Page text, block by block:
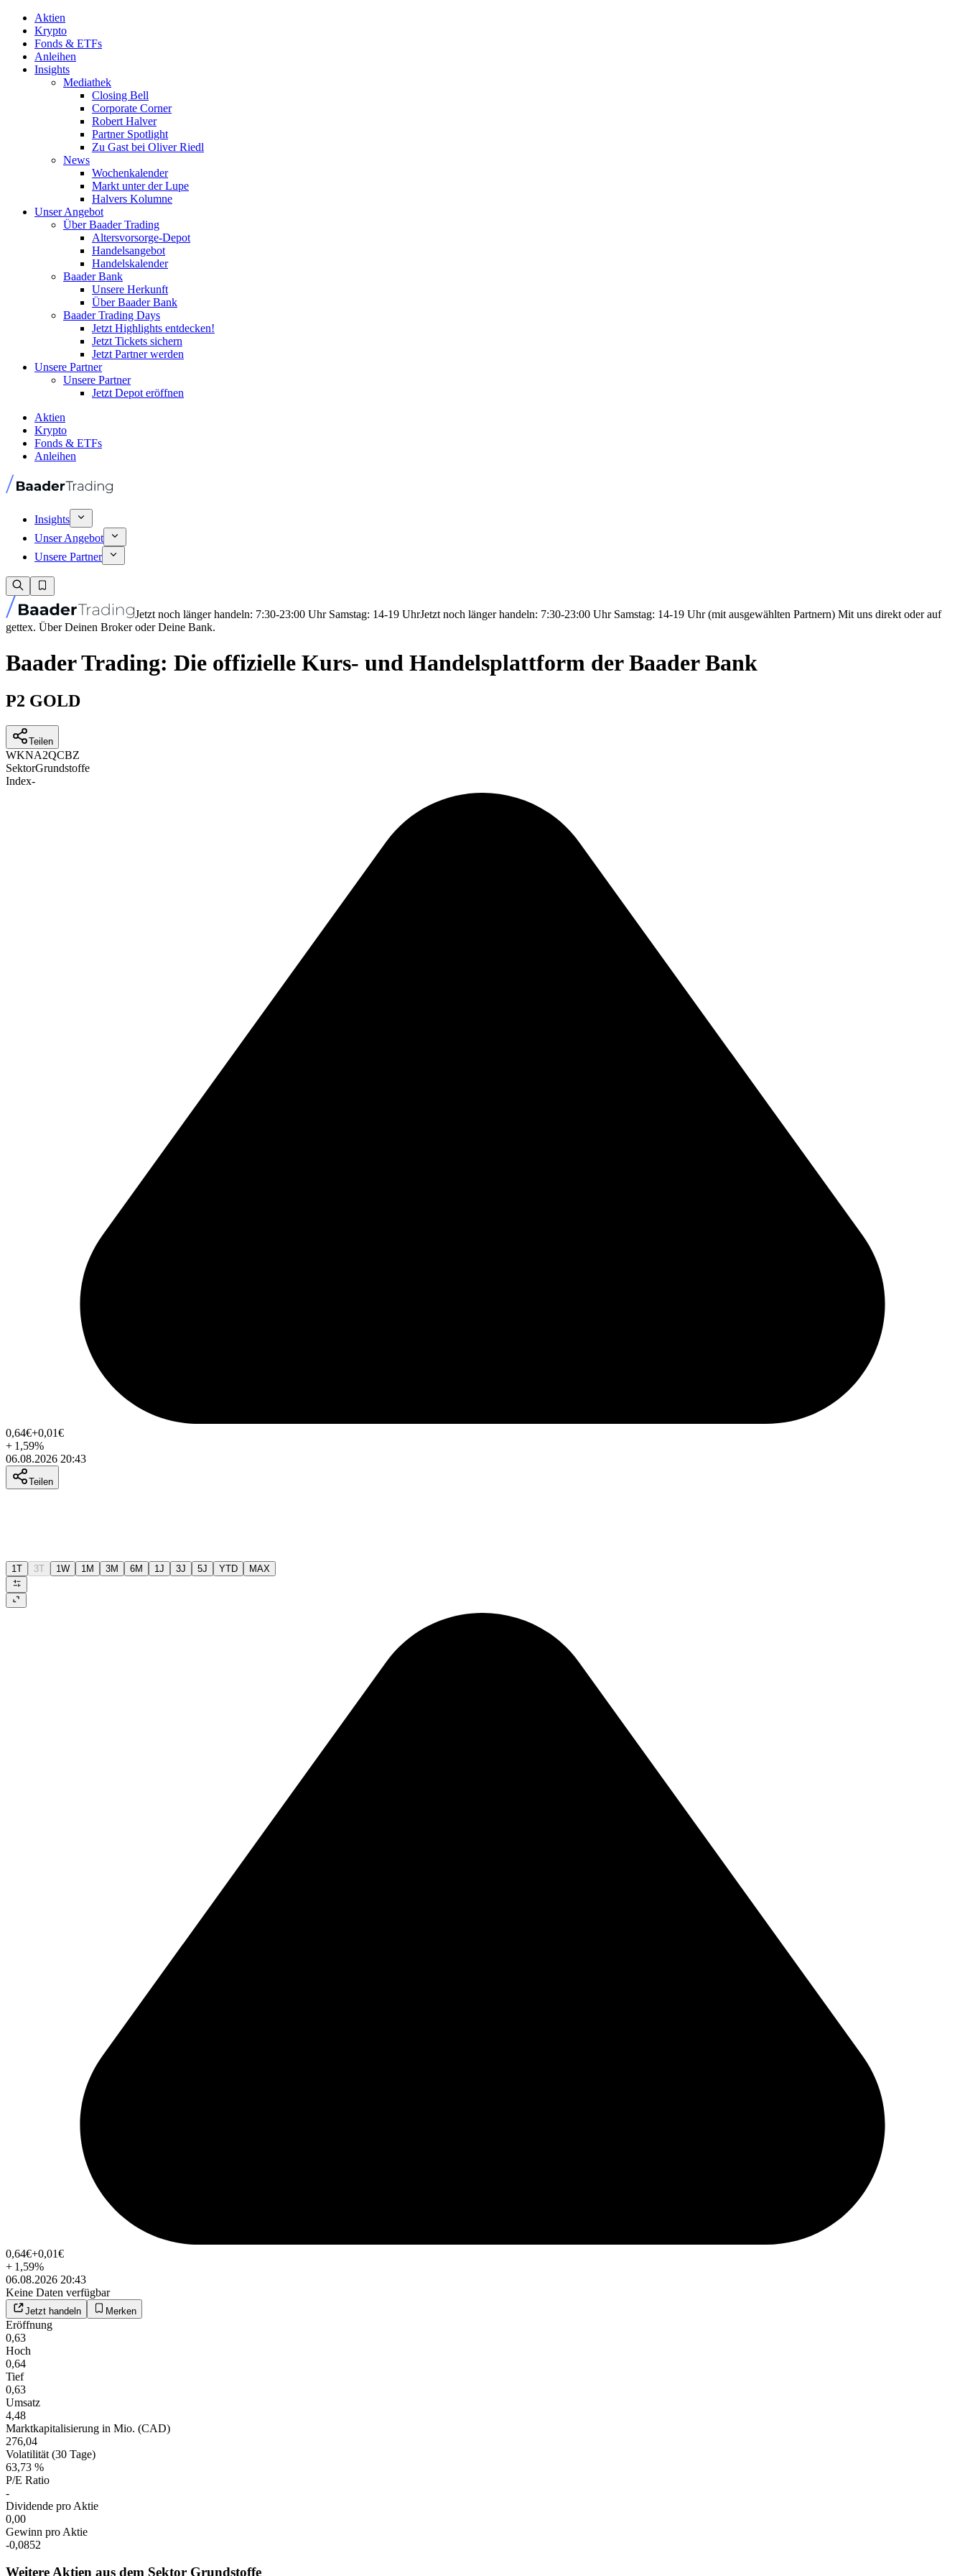
Aktien
Krypto
Fonds & ETFs
Anleihen
Insights
Mediathek
Closing Bell
Corporate Corner
Robert Halver
Partner Spotlight
Zu Gast bei Oliver Riedl
News
Wochenkalender
Markt unter der Lupe
Halvers Kolumne
Unser Angebot
Über Baader Trading
Altersvorsorge-Depot
Handelsangebot
Handelskalender
Baader Bank
Unsere Herkunft
Über Baader Bank
Baader Trading Days
Jetzt Highlights entdecken!
Jetzt Tickets sichern
Jetzt Partner werden
Unsere Partner
Unsere Partner
Jetzt Depot eröffnen
Aktien
Krypto
Fonds & ETFs
Anleihen
Insights
Unser Angebot
Unsere Partner
Jetzt noch länger handeln: 7:30-23:00 Uhr Samstag: 14-19 UhrJetzt noch länger handeln: 7:30-23:00 Uhr Samstag: 14-19 Uhr (mit ausgewählten Partnern) Mit uns direkt oder auf
gettex. Über Deinen Broker oder Deine Bank.
Baader Trading: Die offizielle Kurs- und Handelsplattform der Baader Bank
P2 GOLD
Teilen
WKNA2QCBZ
SektorGrundstoffe
Index-
0,64€+0,01€
+ 1,59%
06.08.2026 20:43
Teilen
1T 3T 1W 1M 3M 6M 1J 3J 5J YTD MAX
0,64€+0,01€
+ 1,59%
06.08.2026 20:43
Keine Daten verfügbar
Jetzt handeln Merken
Eröffnung
0,63
Hoch
0,64
Tief
0,63
Umsatz
4,48
Marktkapitalisierung in Mio. (CAD)
276,04
Volatilität (30 Tage)
63,73 %
P/E Ratio
-
Dividende pro Aktie
0,00
Gewinn pro Aktie
-0,0852
Weitere Aktien aus dem Sektor Grundstoffe